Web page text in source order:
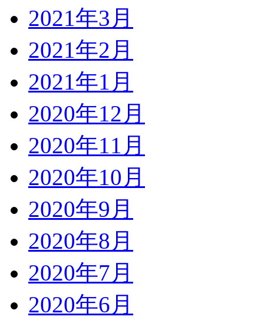
2021年3月
2021年2月
2021年1月
2020年12月
2020年11月
2020年10月
2020年9月
2020年8月
2020年7月
2020年6月